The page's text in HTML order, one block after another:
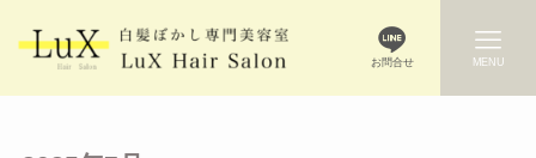
お問合せ MENU